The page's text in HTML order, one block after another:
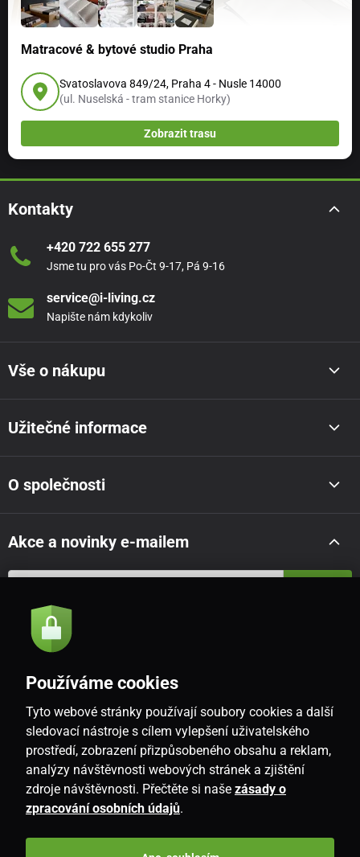
Matracové & bytové studio Praha
Svatoslavova 849/24, Praha 4 - Nusle 14000
(ul. Nuselská - tram stanice Horky)
Zobrazit trasu
Kontakty
+420 722 655 277
Jsme tu pro vás Po-Čt 9-17, Pá 9-16
service@i-living.cz
Napište nám kdykoliv
Vše o nákupu
Užitečné informace
O společnosti
Akce a novinky e-mailem
Souhlasím se
CZ
Používáme cookies
Tyto webové stránky používají soubory cookies a další
sledovací nástroje s cílem vylepšení uživatelského
prostředí, zobrazení přizpůsobeného obsahu a reklam,
analýzy návštěvnosti webových stránek a zjištění
zdroje návštěvnosti. Přečtěte si naše zásady o
zpracování osobních údajů.